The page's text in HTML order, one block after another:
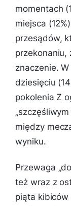
momentach
miejsca
przesądów,
przekonaniu,
znaczenie.
dziesięciu
pokolenia Z
między
wyniku.
Przewaga
też wraz z
piąta kibiców